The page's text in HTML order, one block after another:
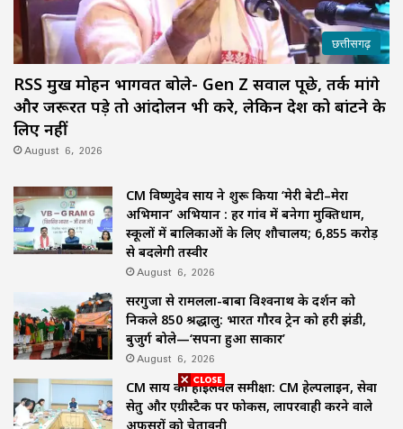
छत्तीसगढ़
RSS प्रमुख मोहन भागवत बोले- Gen Z सवाल पूछे, तर्क मांगे
और जरूरत पड़े तो आंदोलन भी करे, लेकिन देश को बांटने के
लिए नहीं
August 6, 2026
CM विष्णुदेव साय ने शुरू किया ‘मेरी बेटी–मेरा
अभिमान’ अभियान : हर गांव में बनेगा मुक्तिधाम,
स्कूलों में बालिकाओं के लिए शौचालय; 6,855 करोड़
से बदलेगी तस्वीर
August 6, 2026
सरगुजा से रामलला-बाबा विश्वनाथ के दर्शन को
निकले 850 श्रद्धालु: भारत गौरव ट्रेन को हरी झंडी,
बुजुर्ग बोले—‘सपना हुआ साकार’
August 6, 2026
CM साय की हाईलेवल समीक्षा: CM हेल्पलाइन, सेवा
सेतु और एग्रीस्टैक पर फोकस, लापरवाही करने वाले
अफसरों को चेतावनी